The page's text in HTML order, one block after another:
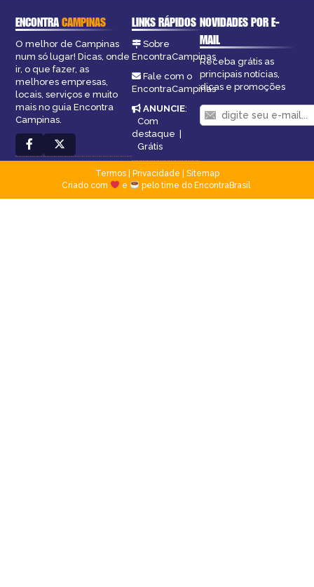
ENCONTRACAMPINAS
O melhor de Campinas
num só lugar! Dicas, onde
ir, o que fazer, as
melhores empresas,
locais, serviços e muito
mais no guia Encontra
Campinas.
LINKS RÁPIDOS
Sobre
EncontraCampinas
Fale com o
EncontraCampinas
ANUNCIE:
Com
destaque |
Grátis
NOVIDADES POR E-
MAIL
Receba grátis as
principais notícias,
dicas e promoções
Termos| Privacidade
Sitemap
Criado com
e pelo time do EncontraBrasil